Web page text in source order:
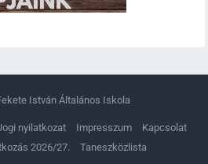
István Általános Iskola
nyilatkozat Impresszum
Kapcsolat
2026/27. Taneszközlista